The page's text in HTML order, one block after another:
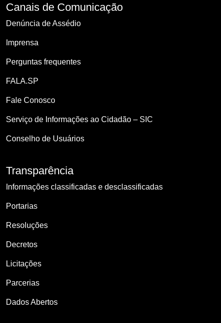
Canais de Comunicação
Denúncia de Assédio
Imprensa
Perguntas frequentes
FALA.SP
Fale Conosco
Serviço de Informações ao Cidadão – SIC
Conselho de Usuários
Transparência
Informações classificadas e desclassificadas
Portarias
Resoluções
Decretos
Licitações
Parcerias
Dados Abertos